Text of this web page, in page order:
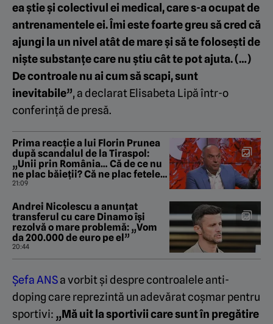
ea ştie şi colectivul ei medical, care s-a ocupat de
antrenamentele ei. Îmi este foarte greu să cred că
ajungi la un nivel atât de mare şi să te foloseşti de
nişte substanţe care nu ştiu cât te pot ajuta. (…)
De controale nu ai cum să scapi, sunt
inevitabile”, a declarat Elisabeta Lipă într-o
conferință de presă.
Prima reacție a lui Florin Prunea
după scandalul de la Tiraspol:
„Unii prin România… Că de ce nu
ne plac băieții? Că ne plac fetele,
d-aia”
21:09
Andrei Nicolescu a anunțat
transferul cu care Dinamo își
rezolvă o mare problemă: „Vom
da 200.000 de euro pe el”
20:44
Șefa ANSa vorbit și despre controalele anti-
doping care reprezintă un adevărat coșmar pentru
sportivi: „Mă uit la sportivii care sunt în pregătire